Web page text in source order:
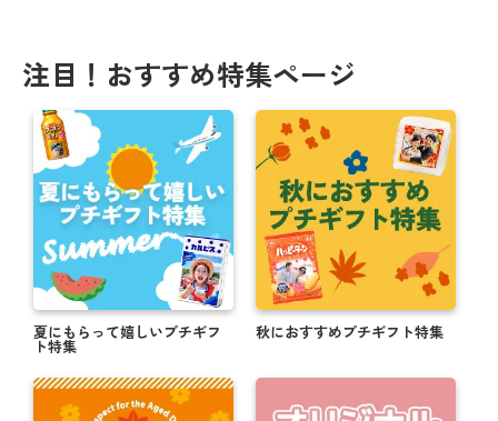
注目！おすすめ特集ページ
夏にもらって嬉しいプチギフ
ト特集
秋におすすめプチギフト特集